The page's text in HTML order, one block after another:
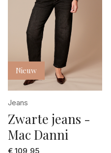
Nieuw
Jeans
Zwarte jeans -
Mac Danni
€ 109,95